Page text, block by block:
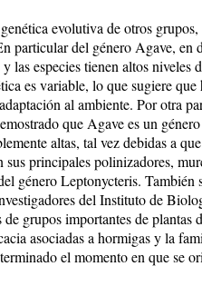
evolutiva de otros grupos,
particular del género Agave, en
las especies tienen altos niveles
es variable, lo que sugiere que
al ambiente. Por otra
que Agave es un
altas, tal vez debidas a
sus principales polinizadores,
género Leptonycteris. También
del Instituto de
grupos importantes de plantas
asociadas a hormigas y la
el momento en que se